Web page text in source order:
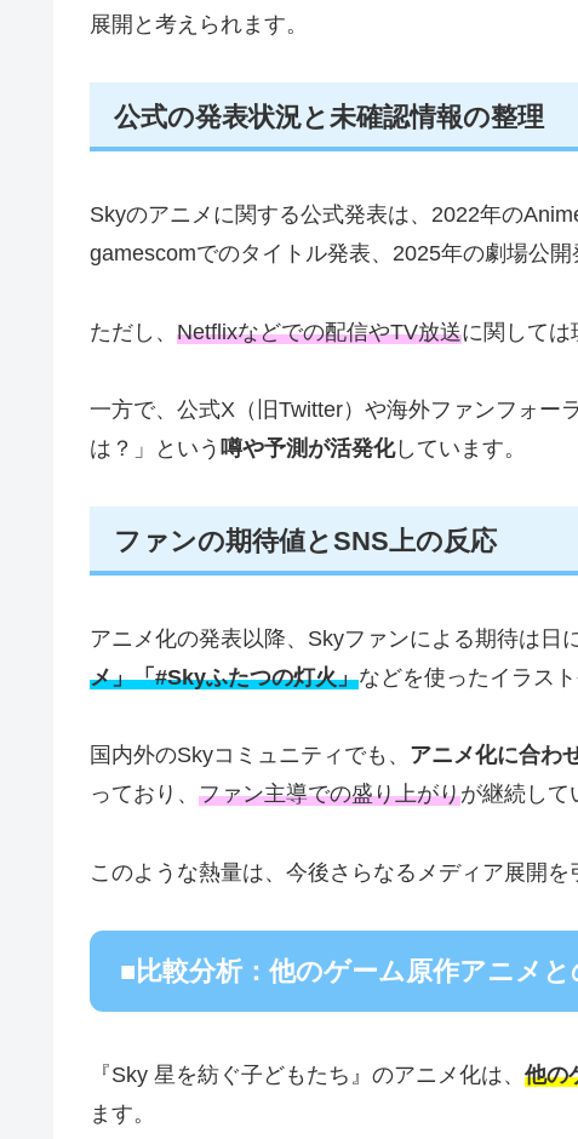
展開と考えられます。
公式の発表状況と未確認情報の整理
Skyのアニメに関する公式発表は、2022年の
gamescomでのタイトル発表、2025年の劇場公開
ただし、 Netflixなどでの配信やTV放送に関しては
一方で、公式X（旧Twitter）や海外ファンフォー
は？」という 噂や予測が活発化しています。
ファンの期待値とSNS上の反応
アニメ化の発表以降、Skyファンによる期待は日
メ」「#Skyふたつの灯火」などを使ったイラス
国内外のSkyコミュニティでも、 アニメ化に合わ
っており、 ファン主導での盛り上がりが継続して
このような熱量は、今後さらなるメディア展開を
■比較分析：他のゲーム原作アニメ
『Sky 星を紡ぐ子どもたち』のアニメ化は、 他の
ます。